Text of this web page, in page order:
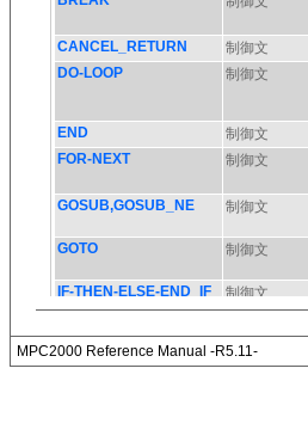
MPC2000 Reference Manual -R5.11-